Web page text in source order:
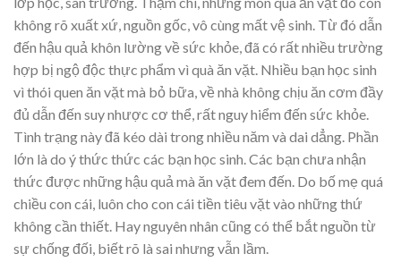
không rõ xuất xứ, nguồn gốc, vô cùng mất vệ sinh. Từ đó dẫn
đến hậu quả khôn lường về sức khỏe, đã có rất nhiều trường
hợp bị ngộ độc thực phẩm vì quà ăn vặt. Nhiều bạn học sinh
vì thói quen ăn vặt mà bỏ bữa, về nhà không chịu ăn cơm đầy
đủ dẫn đến suy nhược cơ thể, rất nguy hiểm đến sức khỏe.
Tình trạng này đã kéo dài trong nhiều năm và dai dẳng. Phần
lớn là do ý thức thức các bạn học sinh. Các bạn chưa nhận
thức được những hậu quả mà ăn vặt đem đến. Do bố mẹ quá
chiều con cái, luôn cho con cái tiền tiêu vặt vào những thứ
không cần thiết. Hay nguyên nhân cũng có thể bắt nguồn từ
sự chống đối, biết rõ là sai nhưng vẫn lầm.